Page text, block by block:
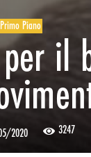
Primo Piano
per il
2020 3247